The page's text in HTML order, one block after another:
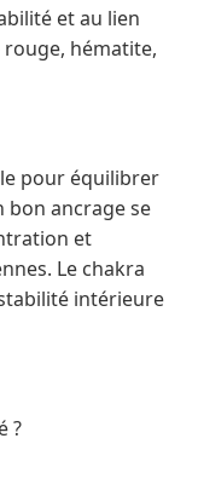
et au lien
rouge, hématite,
pour équilibrer
bon ancrage se
et
Le chakra
intérieure
?